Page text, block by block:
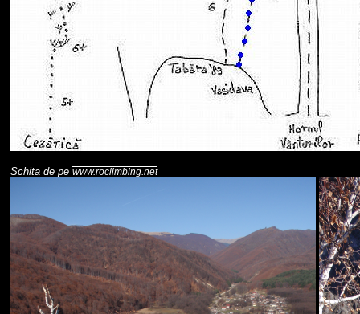
Schita de pe www.roclimbing.net